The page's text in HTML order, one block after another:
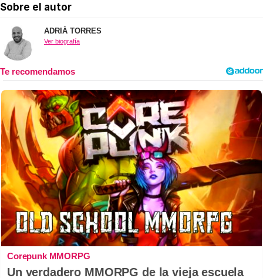
Sobre el autor
ADRIÀ TORRES
Ver biografía
Corepunk MMORPG
Un verdadero MMORPG de la vieja escuela